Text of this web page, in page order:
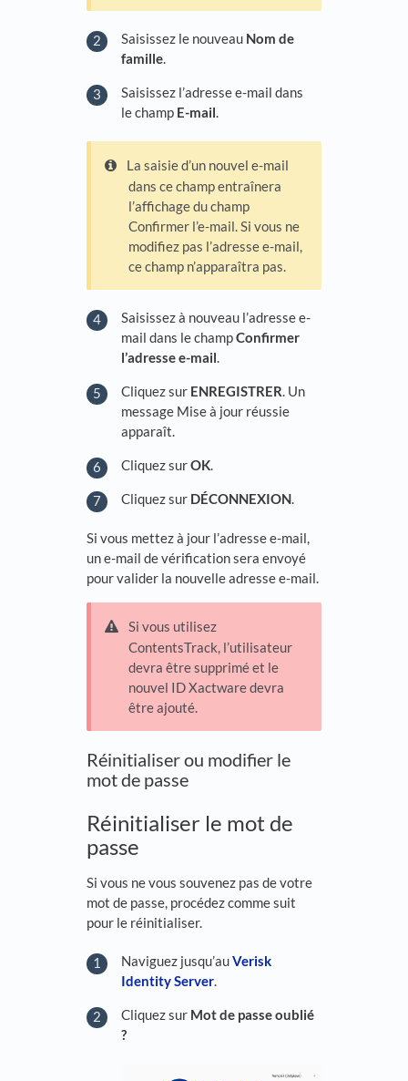
Saisissez le nouveau Nom de
famille.
Saisissez l’adresse e-mail dans
le champ E-mail.
La saisie d’un nouvel e-mail
dans ce champ entraînera
l’affichage du champ
Confirmer l’e-mail. Si vous ne
modifiez pas l’adresse e-mail,
ce champ n’apparaîtra pas.
Saisissez à nouveau l’adresse e-
mail dans le champConfirmer
l’adresse e-mail.
Cliquez sur ENREGISTRER. Un
message Mise à jour réussie
apparaît.
Cliquez surOK.
Cliquez sur DÉCONNEXION.
Si vous mettez à jour l’adresse e-mail,
un e-mail de vérification sera envoyé
pour valider la nouvelle adresse e-mail.
Si vous utilisez
ContentsTrack, l’utilisateur
devra être supprimé et le
nouvel ID Xactware devra
être ajouté.
Réinitialiser ou modifier le
mot de passe
Réinitialiser le mot de
passe
Si vous ne vous souvenez pas de votre
mot de passe, procédez comme suit
pour le réinitialiser.
Naviguez jusqu’auVerisk
Identity Server.
Cliquez sur Mot de passe oublié
?